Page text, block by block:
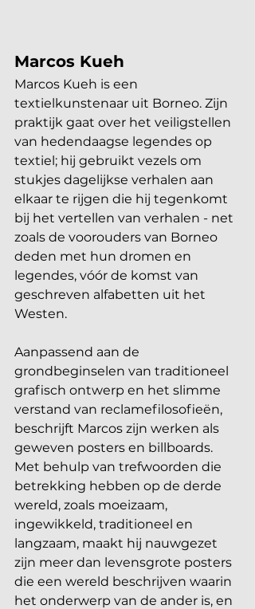
Marcos Kueh
Marcos Kueh is een
textielkunstenaar uit Borneo. Zijn
praktijk gaat over het veiligstellen
van hedendaagse legendes op
textiel; hij gebruikt vezels om
stukjes dagelijkse verhalen aan
elkaar te rijgen die hij tegenkomt
bij het vertellen van verhalen - net
zoals de voorouders van Borneo
deden met hun dromen en
legendes, vóór de komst van
geschreven alfabetten uit het
Westen.
Aanpassend aan de
grondbeginselen van traditioneel
grafisch ontwerp en het slimme
verstand van reclamefilosofieën,
beschrijft Marcos zijn werken als
geweven posters en billboards.
Met behulp van trefwoorden die
betrekking hebben op de derde
wereld, zoals moeizaam,
ingewikkeld, traditioneel en
langzaam, maakt hij nauwgezet
zijn meer dan levensgrote posters
die een wereld beschrijven waarin
het onderwerp van de ander is, en